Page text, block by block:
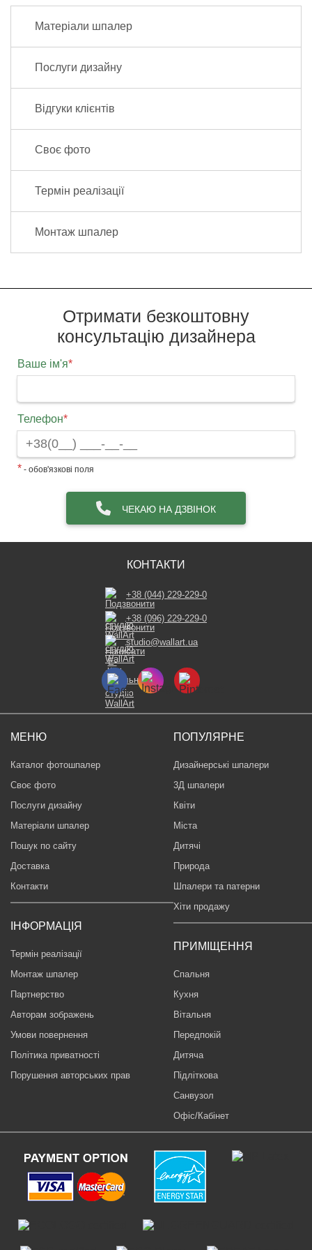
Матеріали шпалер
Послуги дизайну
Відгуки клієнтів
Своє фото
Термін реалізації
Монтаж шпалер
Отримати безкоштовну
консультацію дизайнера
Ваше ім'я*
Телефон*
* - обов'язкові поля
ЧЕКАЮ НА ДЗВІНОК
МЕНЮ
Каталог фотошпалер
Своє фото
Послуги дизайну
Матеріали шпалер
Пошук по сайту
Доставка
Контакти
ІНФОРМАЦІЯ
Термін реалізації
Монтаж шпалер
Партнерство
Авторам зображень
Умови повернення
Політика приватності
Порушення авторських прав
ПОПУЛЯРНЕ
Дизайнерські шпалери
3Д шпалери
Квіти
Міста
Дитячі
Природа
Шпалери та патерни
Хіти продажу
ПРИМІЩЕННЯ
Спальня
Кухня
Вітальня
Передпокій
Дитяча
Підліткова
Санвузол
Офіс/Кабінет
КОНТАКТИ
+38 (044) 229-229-0
+38 (096) 229-229-0
studio@wallart.ua